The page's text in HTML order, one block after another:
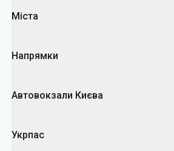
Міста
Напрямки
Автовокзали Києва
Укрпас